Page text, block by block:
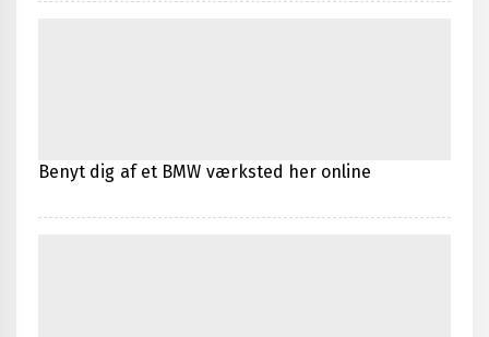
Benyt dig af et BMW værksted her online